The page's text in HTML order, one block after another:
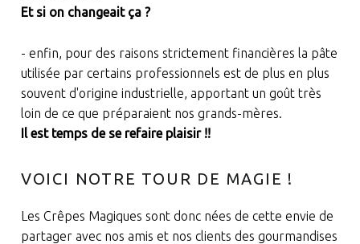
Et si on changeait ça ?
- enfin, pour des raisons strictement financières la pâte
utilisée par certains professionnels est de plus en plus
souvent d'origine industrielle, apportant un goût très
loin de ce que préparaient nos grands-mères.
Il est temps de se refaire plaisir !!
VOICI NOTRE TOUR DE MAGIE !
Les Crêpes Magiques sont donc nées de cette envie de
partager avec nos amis et nos clients des gourmandises